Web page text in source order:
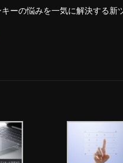
ーの悩みを一気に解決する